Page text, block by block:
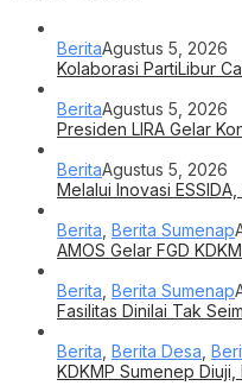
BeritaAgustus 5, 2026
Kolaborasi PartiLibur
BeritaAgustus 5, 2026
Presiden LIRA Gelar
BeritaAgustus 5, 2026
Melalui Inovasi
Berita Berita Sumenap
AMOS Gelar FGD
Berita Berita Sumenap
Fasilitas Dinilai Tak
Berita Berita Desa
KDKMP Sumenep